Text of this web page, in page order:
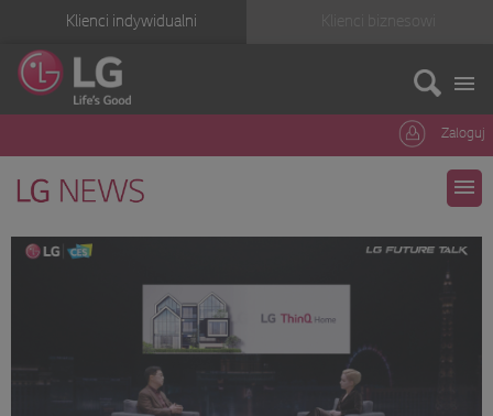
Klienci indywidualni
Zaloguj